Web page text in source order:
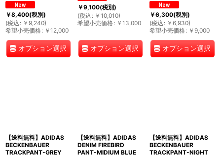
￥8,400(税別)
(税込 : ￥ 9,240)
希望小売価格: ￥ 12,000
オプション選択
￥9,100(税別)
(税込 : ￥ 10,010)
希望小売価格: ￥ 13,000
オプション選択
￥6,300(税別)
(税込 : ￥ 6,930)
希望小売価格: ￥ 9,000
オプション選択
【送料無料】ADIDAS
BECKENBAUER
TRACKPANT-GREY
【送料無料】ADIDAS
DENIM FIREBIRD
PANT-MIDIUM BLUE
【送料無料】ADIDAS
BECKENBAUER
TRACKPANT-NIGHT